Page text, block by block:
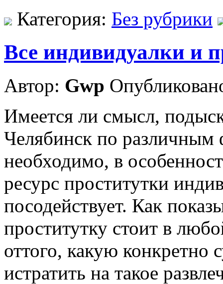
Категория: Без рубрики
Все индивидуалки и
Автор: Gwp
Имеется ли смысл,
Челябинск по
необходимо, в
ресурс проститутки
посодействует. Как
проститутку стоит в
оттого, какую конкретно
истратить на такое